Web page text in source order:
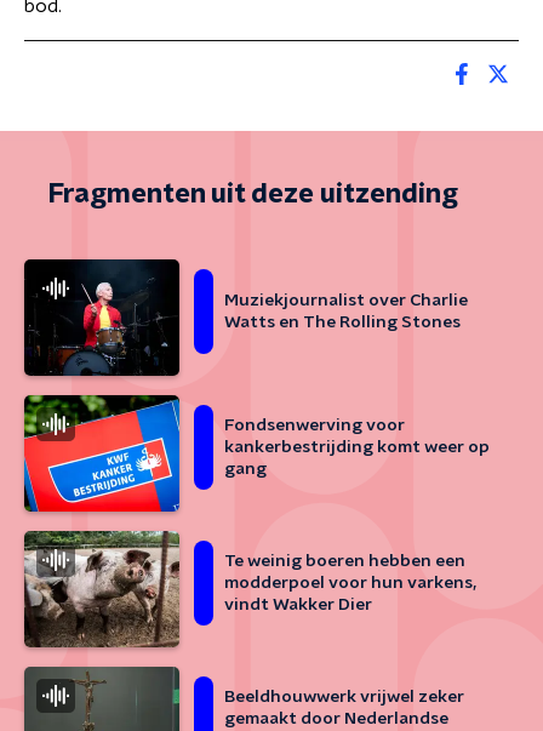
bod.
Fragmenten uit deze uitzending
Muziekjournalist over Charlie
Watts en The Rolling Stones
Fondsenwerving voor
kankerbestrijding komt weer op
gang
Te weinig boeren hebben een
modderpoel voor hun varkens,
vindt Wakker Dier
Beeldhouwwerk vrijwel zeker
gemaakt door Nederlandse